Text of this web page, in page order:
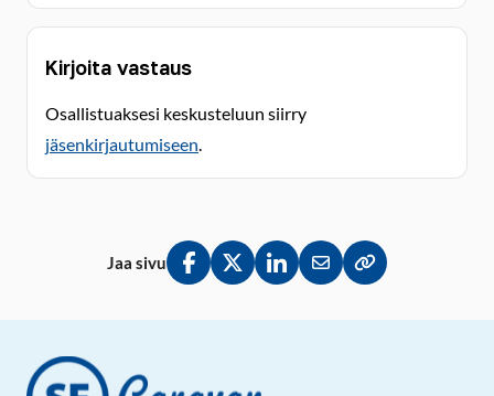
Kirjoita vastaus
Osallistuaksesi keskusteluun siirry
jäsenkirjautumiseen.
Jaa sivu
Jaa Facebookissa
Jaa Twitterissä
Jaa LinkedInissä
Jaa sähköpostitse
Kopioi linkki